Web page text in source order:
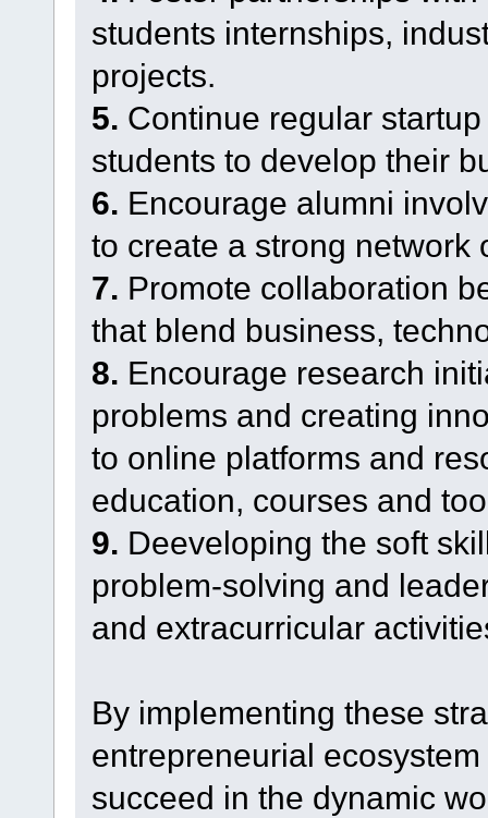
students internships,
projects.
5. Continue regular
students to develop their
6. Encourage alumni
to create a strong network
7. Promote collaboration
that blend business,
8. Encourage research
problems and creating
to online platforms and
education, courses and
9. Deeveloping the soft
problem-solving and
and extracurricular
By implementing these
entrepreneurial
succeed in the dynamic